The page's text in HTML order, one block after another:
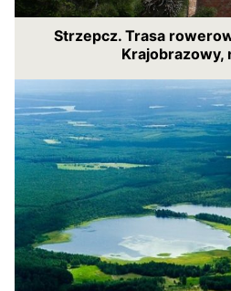
Strzepcz. Trasa
Krajobrazowy,